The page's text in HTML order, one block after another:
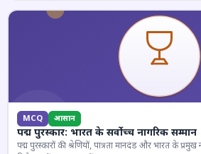
MCQ आसान
पद्म पुरस्कार: भारत के सर्वोच्च नागरिक सम्मान
पद्म पुरस्कारों की श्रेणियों, पात्रता मानदंड और भारत के